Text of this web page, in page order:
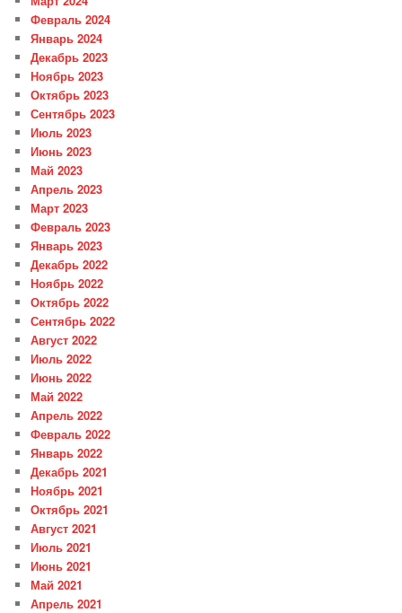
Февраль 2024
Январь 2024
Декабрь 2023
Ноябрь 2023
Октябрь 2023
Сентябрь 2023
Июль 2023
Июнь 2023
Май 2023
Апрель 2023
Март 2023
Февраль 2023
Январь 2023
Декабрь 2022
Ноябрь 2022
Октябрь 2022
Сентябрь 2022
Август 2022
Июль 2022
Июнь 2022
Май 2022
Апрель 2022
Февраль 2022
Январь 2022
Декабрь 2021
Ноябрь 2021
Октябрь 2021
Август 2021
Июль 2021
Июнь 2021
Май 2021
Апрель 2021